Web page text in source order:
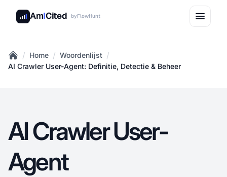
AmICited byFlowHunt
Home
/ Home / Woordenlijst /
AI Crawler User-Agent: Definitie, Detectie & Beheer
AI Crawler User-
Agent